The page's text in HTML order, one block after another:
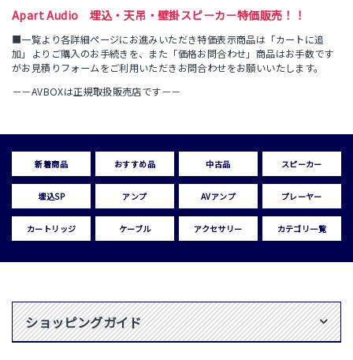
Apart Audio 埋込・天吊・壁掛スピーカー特価販売！！
■一覧より各詳細ページにお進みいただき特価表示商品は「カートに追
加」よりご購入のお手続きを、また「価格お問合わせ」商品はお手数です
がお見積りフォームをご利用いただきお問合わせをお願いいたします。
－－AVBOXは正規取扱販売店です－－
新着商品 おすすめ品 中古品 スピーカー
埋込SP アンプ AVアンプ プレーヤー
カートリッジ ケーブル アクセサリー カテゴリ一覧
ショッピングガイド